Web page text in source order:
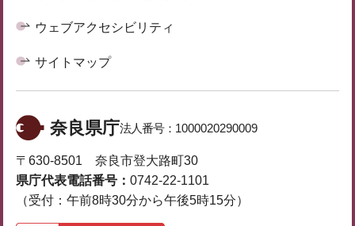
ウェブアクセシビリティ
サイトマップ
奈良県庁法人番号： 1000020290009
〒630-8501 奈良市登大路町30
県庁代表電話番号： 0742-22-1101
（受付：午前8時30分から午後5時15分）